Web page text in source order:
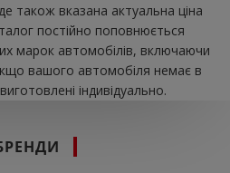
також вказана актуальна ціна
постійно поповнюється
марок автомобілів, включаючи
вашого автомобіля немає в
індивідуально.